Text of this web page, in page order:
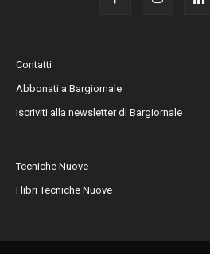
Contatti
Abbonati a Bargiornale
Iscriviti alla newsletter di Bargiornale
Tecniche Nuove
I libri Tecniche Nuove